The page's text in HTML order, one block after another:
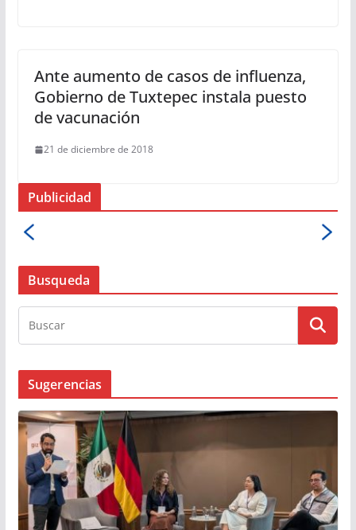
Ante aumento de casos de influenza,
Gobierno de Tuxtepec instala puesto
de vacunación
21 de diciembre de 2018
Publicidad
Busqueda
Sugerencias